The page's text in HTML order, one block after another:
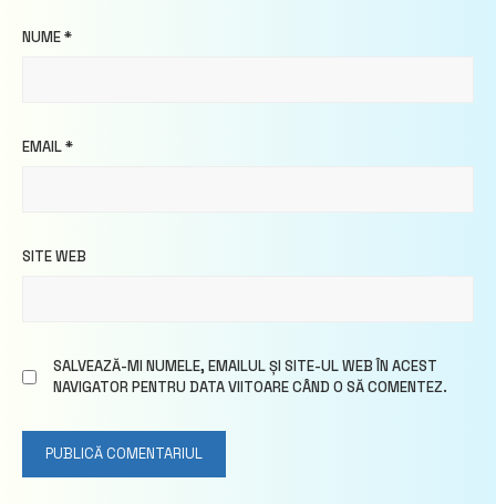
NUME*
EMAIL*
SITE WEB
SALVEAZĂ-MI NUMELE, EMAILUL ȘI SITE-UL WEB ÎN ACEST
NAVIGATOR PENTRU DATA VIITOARE CÂND O SĂ COMENTEZ.